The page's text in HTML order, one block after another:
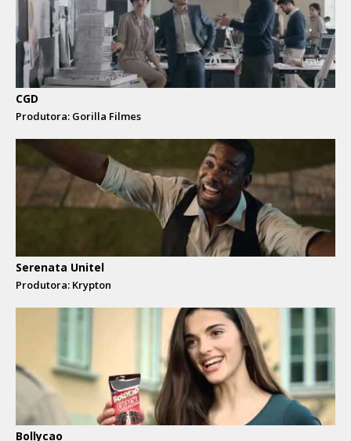
CGD
Produtora: Gorilla Filmes
Serenata Unitel
Produtora: Krypton
Bollycao